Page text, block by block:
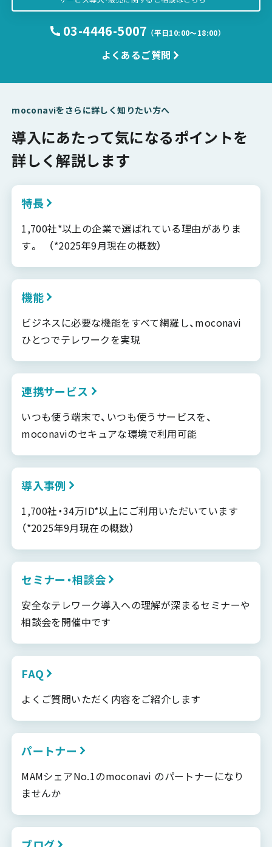
03-4446-5007 （平日10:00〜18:00）
よくあるご質問
moconaviをさらに詳しく知りたい方へ
導入にあたって気になるポイントを
詳しく解説します
特長
1,700社*以上の企業で選ばれている理由がありま
す。 （*2025年9月現在の概数）
機能
ビジネスに必要な機能をすべて網羅し、moconavi
ひとつでテレワークを実現
連携サービス
いつも使う端末で、いつも使うサービスを、
moconaviのセキュアな環境で利用可能
導入事例
1,700社・34万ID*以上にご利用いただいています
（*2025年9月現在の概数）
セミナー・相談会
安全なテレワーク導入への理解が深まるセミナーや
相談会を開催中です
FAQ
よくご質問いただく内容をご紹介します
パートナー
MAMシェアNo.1のmoconavi のパートナーになり
ませんか